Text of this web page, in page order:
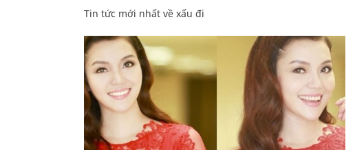
Tin tức mới nhất về xấu đi